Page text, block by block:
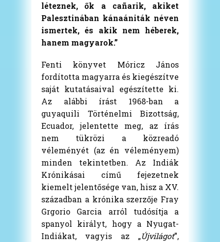
léteznek, ők a cañarik, akiket
Palesztinában kánaániták néven
ismertek, és akik nem héberek,
hanem magyarok.”
Fenti könyvet Móricz János
fordította magyarra és kiegészítve
saját kutatásaival egészítette ki.
Az alábbi írást 1968-ban a
guyaquili Történelmi Bizottság,
Ecuador, jelentette meg, az írás
nem tükrözi a közreadó
véleményét (az én véleményem)
minden tekintetben. Az Indiák
Krónikásai című fejezetnek
kiemelt jelentősége van, hisz a XV.
században a krónika szerzője Fray
Grgorio Garcia arról tudósítja a
spanyol királyt, hogy a Nyugat-
Indiákat, vagyis az „Újvilágot”,